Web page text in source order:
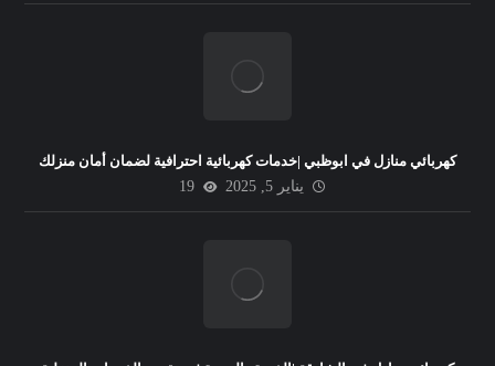
كهربائي منازل في ابوظبي |خدمات كهربائية احترافية لضمان أمان منزلك
يناير 5, 2025
19